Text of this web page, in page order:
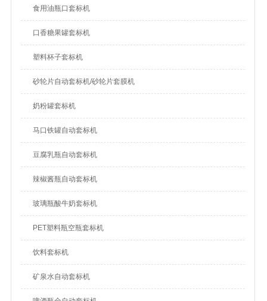
食用油瓶口套标机
口香糖果罐套标机
塑料杯子套标机
砂轮片自动套标机/砂轮片套膜机
奶粉罐套标机
马口铁罐自动套标机
豆腐乳瓶自动套标机
辣椒酱瓶自动套标机
玻璃瓶酸牛奶套标机
PET塑料瓶空瓶套标机
饮料套标机
矿泉水自动套标机